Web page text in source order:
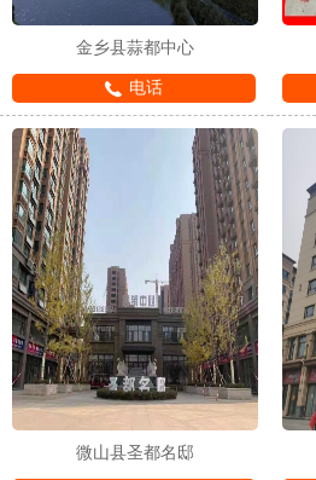
金乡县蒜都中心
电话
微山县圣都名邸